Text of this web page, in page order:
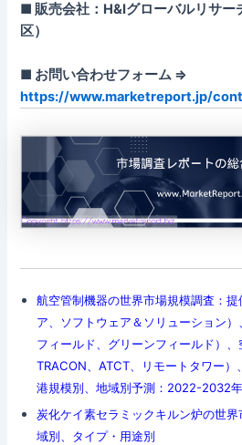
■ 販売会社：H&Iグローバルリサー
区）
■ お問い合わせフォーム ⇒
https://www.marketreport.jp/
航空管制機器の世界市場規模調査：
ア、ソフトウェア＆ソリューション
フィールド、グリーンフィールド）、
TRACON、ATCT、リモートタワー
港規模別、地域別予測：2022-2032年
炭化ケイ素セラミックキルン炉の世
域別、タイプ・用途別